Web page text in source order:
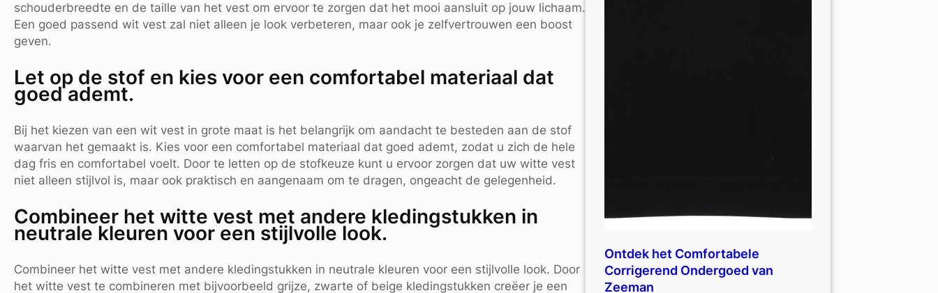
schouderbreedte en de taille van het vest om ervoor te zorgen dat het mooi aansluit op jouw lichaam.
Een goed passend wit vest zal niet alleen je look verbeteren, maar ook je zelfvertrouwen een boost
geven.
Let op de stof en kies voor een comfortabel materiaal dat
goed ademt.
Bij het kiezen van een wit vest in grote maat is het belangrijk om aandacht te besteden aan de stof
waarvan het gemaakt is. Kies voor een comfortabel materiaal dat goed ademt, zodat u zich de hele
dag fris en comfortabel voelt. Door te letten op de stofkeuze kunt u ervoor zorgen dat uw witte vest
niet alleen stijlvol is, maar ook praktisch en aangenaam om te dragen, ongeacht de gelegenheid.
Combineer het witte vest met andere kledingstukken in
neutrale kleuren voor een stijlvolle look.
Combineer het witte vest met andere kledingstukken in neutrale kleuren voor een stijlvolle look. Door
het witte vest te combineren met bijvoorbeeld grijze, zwarte of beige kledingstukken creëer je een
Ontdek het Comfortabele
Corrigerend Ondergoed van
Zeeman